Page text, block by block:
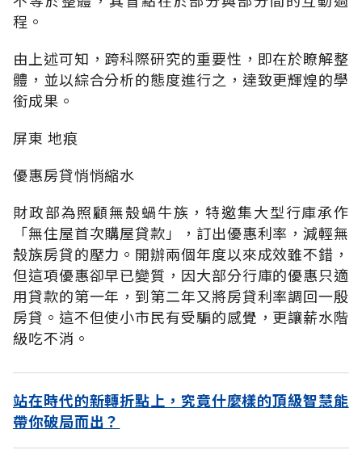
程。
由上述可知，跨科際研究的重要性，即在於瞭解整
體，並以綜合分析的態度進行之，達致更輝煌的學
銜成果。
屏東 地痕
優惠房貸悄悄縮水
財政部為照顧無殼蝸牛族，特邀集大型行庫承作
「無住屋首次購屋貸款」，訂出優惠利率，減輕無
殼族房貸的壓力。開辦兩個年度以來成效雖不錯，
但這項優惠卻早已變質，因大部分行庫的優惠只適
用貸款的第一年，到第二年又將房貸利率調回一殷
房貸。這不但使小市民有受騙的感覺，更讓薪水階
級吃不消。
站在時代的新轉折點上，究竟什麼樣的頂級智慧能
帶你破局而出？